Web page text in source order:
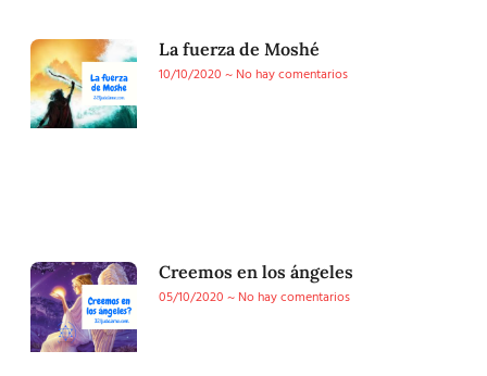
La fuerza de Moshé
10/10/2020
No hay comentarios
Creemos en los ángeles
05/10/2020
No hay comentarios